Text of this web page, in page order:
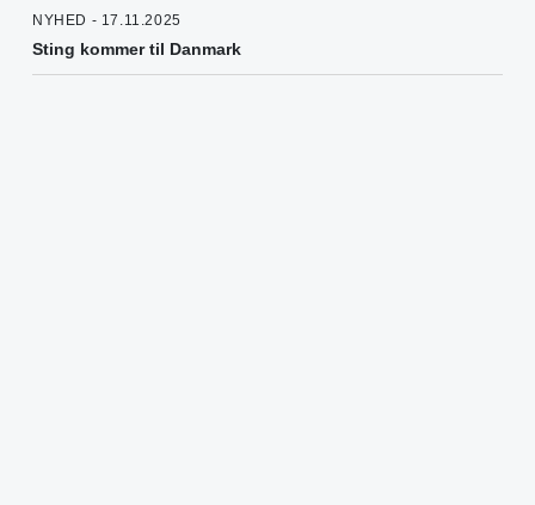
NYHED - 17.11.2025
Sting kommer til Danmark